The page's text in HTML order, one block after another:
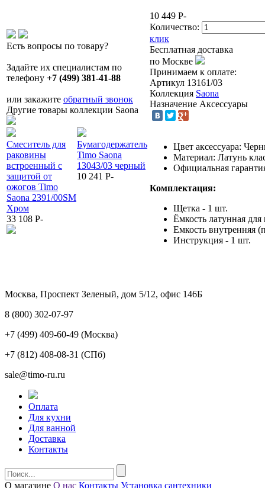
Есть вопросы по товару?
Задайте их специалистам по
телефону +7 (499) 381-41-88
или закажите обратный звонок
Другие товары коллекции Saona
Смеситель для
раковины
встроенный с
защитой от
ожогов Timo
Saona 2391/00SM
Хром
33 108 P-
Бумагодержатель
Timo Saona
13043/03 черный
10 241 P-
Вешалка-2
крючка Timo
Saona 13014/18
Черное золото
4 891P-
Полка для
полотенец
Saona
золото
10 449 P-
Количество:
клик
Бесплатная доставка
по Москве
Принимаем к оплате:
Артикул 13161/03
Коллекция Saona
Назначение Аксессуары
Цвет аксессуара:
Материал: Латунь
Официальная
Комплектация:
Щетка - 1 шт.
Ёмкость латунная
Емкость внутренняя
Инструкция - 1 шт.
Москва, Проспект Зеленый, дом 5/12, офис 146Б
8 (800) 302-07-97
+7 (499) 409-60-49 (Москва)
+7 (812) 408-08-31 (СПб)
sale@timo-ru.ru
Оплата
Для кухни
Для ванной
Доставка
Контакты
О магазине О нас Контакты Установка сантехники